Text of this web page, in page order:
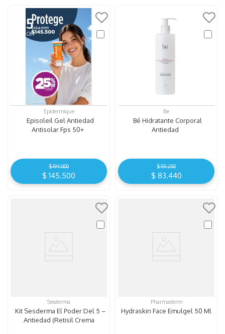
Ahorro$ 38.115
25
Epidermique
Episoleil Gel Antiedad
Antisolar Fps 50+
$194.000
$ 145.500
Be
Bé Hidratante Corporal
Antiedad
$119.200
$ 83.440
Sesderma
Kit Sesderma El Poder Del 5 –
Antiedad (Retisil Crema
Pharmaderm
Hydraskin Face Emulgel 50 Ml